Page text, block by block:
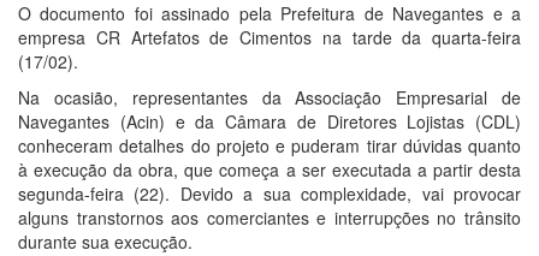
O documento foi assinado pela Prefeitura de Navegantes e a
empresa CR Artefatos de Cimentos na tarde da quarta-feira
(17/02).
Na ocasião, representantes da Associação Empresarial de
Navegantes (Acin) e da Câmara de Diretores Lojistas (CDL)
conheceram detalhes do projeto e puderam tirar dúvidas quanto
à execução da obra, que começa a ser executada a partir desta
segunda-feira (22). Devido a sua complexidade, vai provocar
alguns transtornos aos comerciantes e interrupções no trânsito
durante sua execução.